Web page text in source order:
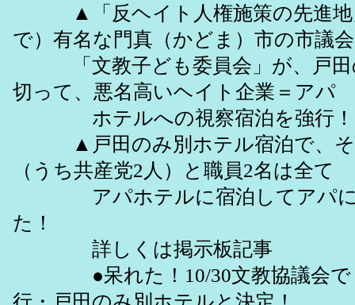
▲「反ヘイト人権施策の先進地
で）有名な門真（かどま）市の市議会
「文教子ども委員会」が、戸田
切って、悪名高いヘイト企業＝アパ
ホテルへの視察宿泊を強行！
▲戸田のみ別ホテル宿泊で、そ
（うち共産党2人）と職員2名は全て
アパホテルに宿泊してアパに
た！
詳しくは掲示板記事
●呆れた！10/30文教協議会で